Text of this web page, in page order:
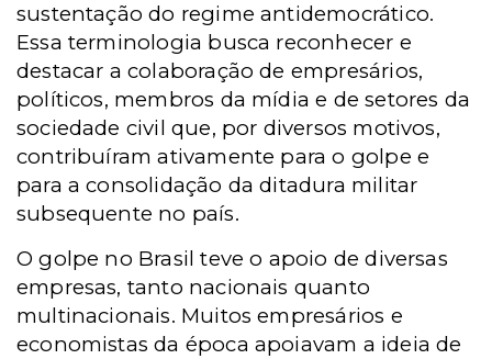
sustentação do regime antidemocrático.
Essa terminologia busca reconhecer e
destacar a colaboração de empresários,
políticos, membros da mídia e de setores da
sociedade civil que, por diversos motivos,
contribuíram ativamente para o golpe e
para a consolidação da ditadura militar
subsequente no país.
O golpe no Brasil teve o apoio de diversas
empresas, tanto nacionais quanto
multinacionais. Muitos empresários e
economistas da época apoiavam a ideia de